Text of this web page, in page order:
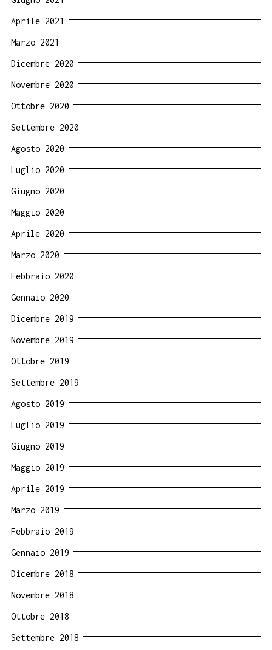
Aprile 2021
Marzo 2021
Dicembre 2020
Novembre 2020
Ottobre 2020
Settembre 2020
Agosto 2020
Luglio 2020
Giugno 2020
Maggio 2020
Aprile 2020
Marzo 2020
Febbraio 2020
Gennaio 2020
Dicembre 2019
Novembre 2019
Ottobre 2019
Settembre 2019
Agosto 2019
Luglio 2019
Giugno 2019
Maggio 2019
Aprile 2019
Marzo 2019
Febbraio 2019
Gennaio 2019
Dicembre 2018
Novembre 2018
Ottobre 2018
Settembre 2018